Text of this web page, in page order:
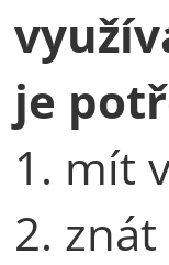
je
1. mít
2.